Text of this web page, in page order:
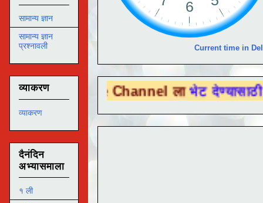
Current time in
Channel लाभेट देण्यासाठी येथे क्लिक
सामान्य ज्ञान
सामान्य ज्ञान
प्रश्नावली
व्याकरण
व्याकरण
दैनंदिन
अभ्यासमाला
१ ली